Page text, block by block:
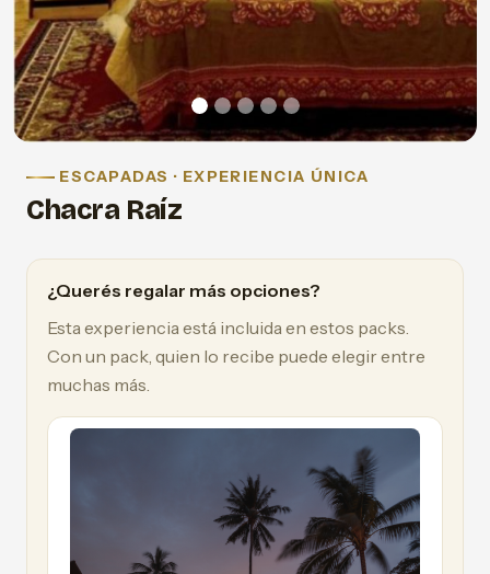
ESCAPADAS · EXPERIENCIA ÚNICA
Chacra Raíz
¿Querés regalar más opciones?
Esta experiencia está incluida en estos packs.
Con un pack, quien lo recibe puede elegir entre
muchas más.